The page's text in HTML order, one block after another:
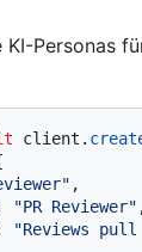
KI-Personas
client.
,
"PR Reviewer"
"Reviews